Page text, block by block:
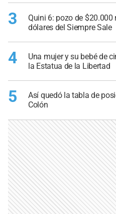
3
Quini 6: pozo de
dólares del Siempre Sale
4
Una mujer y su bebé de
la Estatua de la Libertad
5
Así quedó la tabla de
Colón